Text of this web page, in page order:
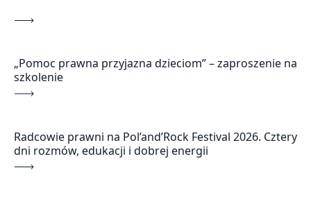
„Pomoc prawna przyjazna dzieciom” – zaproszenie na
szkolenie
Radcowie prawni na Pol’and’Rock Festival 2026. Cztery
dni rozmów, edukacji i dobrej energii